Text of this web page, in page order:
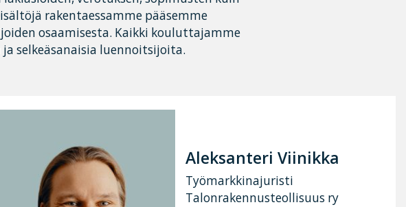
rakentaessamme pääsemme
osaamisesta. Kaikki kouluttajamme
selkeäsanaisia luennoitsijoita.
Aleksanteri Viinikka
Työmarkkinajuristi
Talonrakennusteollisuus ry